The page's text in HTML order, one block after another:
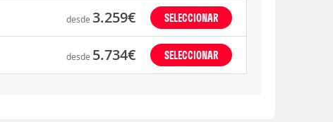
desde 3.259€ SELECCIONAR
desde 5.734€ SELECCIONAR